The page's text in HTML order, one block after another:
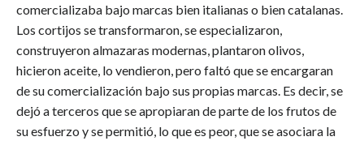
comercializaba bajo marcas bien italianas o bien catalanas.
Los cortijos se transformaron, se especializaron,
construyeron almazaras modernas, plantaron olivos,
hicieron aceite, lo vendieron, pero faltó que se encargaran
de su comercialización bajo sus propias marcas. Es decir, se
dejó a terceros que se apropiaran de parte de los frutos de
su esfuerzo y se permitió, lo que es peor, que se asociara la